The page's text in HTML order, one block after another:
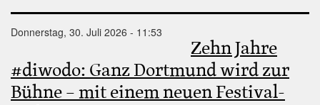
Donnerstag, 30. Juli 2026 - 11:53
Zehn Jahre
#diwodo: Ganz Dortmund wird zur
Bühne – mit einem neuen Festival-